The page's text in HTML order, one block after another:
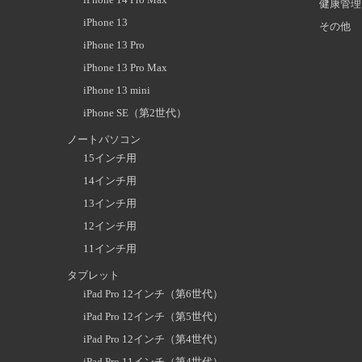
iPhone 13
iPhone 13 Pro
iPhone 13 Pro Max
iPhone 13 mini
iPhone SE（第2世代）
ノートパソコン
15インチ用
14インチ用
13インチ用
12インチ用
11インチ用
タブレット
iPad Pro 12インチ（第6世代）
iPad Pro 12インチ（第5世代）
iPad Pro 12インチ（第4世代）
健康管
その他